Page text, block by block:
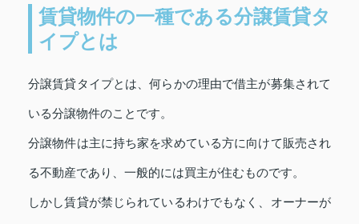
賃貸物件の一種である分譲賃貸タ
イプとは
分譲賃貸タイプとは、何らかの理由で借主が募集されて
いる分譲物件のことです。
分譲物件は主に持ち家を求めている方に向けて販売され
る不動産であり、一般的には買主が住むものです。
しかし賃貸が禁じられているわけでもなく、オーナーが